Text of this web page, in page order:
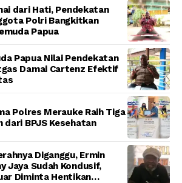
dari Hati, Pendekatan
Polri Bangkitkan
Papua
Papua Nilai Pendekatan
Damai Cartenz Efektif
Polres Merauke Raih Tiga
dari BPJS Kesehatan
Diganggu, Ermin
Jaya Sudah Kondusif,
Diminta Hentikan